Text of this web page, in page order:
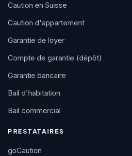
Caution en Suisse
Caution d'appartement
Garantie de loyer
Compte de garantie (dépôt)
Garantie bancaire
Bail d'habitation
Bail commercial
PRESTATAIRES
goCaution